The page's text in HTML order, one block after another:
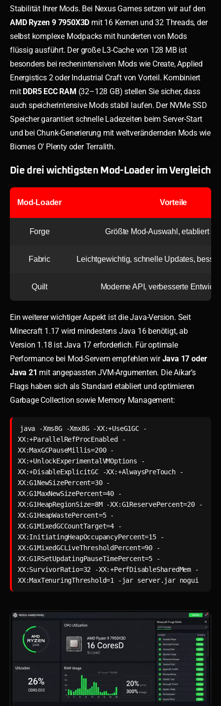
Stabilität Ihrer Mods. Bei Nexus Games setzen wir auf den
AMD Ryzen 9 7950X3D mit 16 Kernen und 32 Threads, der
selbst komplexe Modpacks mit hunderten von Mods
flüssig ausführt. Der große L3-Cache von 128 MB ist
besonders bei rechenintensiven Mods wie Create, Applied
Energistics 2 oder Industrial Craft von Vorteil. Kombiniert
mit DDR5 ECC RAM (32–128 GB) stellen Sie sicher, dass
auch speicherintensive Mods stabil laufen. Der NVMe SSD
Speicher garantiert schnelle Ladezeiten beim Server-Start
und bei Chunk-Generierung mit weltverändernden Mods wie
Biomes O’ Plenty oder Terralith.
Die drei wichtigsten Mod-Loader im Vergleich
Mod-Loader Vorteile
Forge Größte Mod-Auswahl, etabliert
Fabric Leichtgewichtig, schnelle Updates,
Quilt Moderne API, verbesserte
Ein weiterer wichtiger Aspekt ist die Java-Version. Seit
Minecraft 1.17 wird mindestens Java 16 benötigt, ab
Version 1.18 ist Java 17 erforderlich. Für optimale
Performance bei Mod-Servern empfehlen wirJava 17 oder
Java 21 mit angepassten JVM-Argumenten. Die Aikar’s
Flags haben sich als Standard etabliert und optimieren
Garbage Collection sowie Memory Management:
java -Xms8G -Xmx8G -XX:+UseG1GC -
XX:+ParallelRefProcEnabled -
XX:MaxGCPauseMillis=200 -
XX:+UnlockExperimentalVMOptions -
XX:+DisableExplicitGC -XX:+AlwaysPreTouch -
XX:G1NewSizePercent=30 -
XX:G1MaxNewSizePercent=40 -
XX:G1HeapRegionSize=8M -XX:G1ReservePercent=20 -
XX:G1HeapWastePercent=5 -
XX:G1MixedGCCountTarget=4 -
XX:InitiatingHeapOccupancyPercent=15 -
XX:G1MixedGCLiveThresholdPercent=90 -
XX:G1RSetUpdatingPauseTimePercent=5 -
XX:SurvivorRatio=32 -XX:+PerfDisableSharedMem -
XX:MaxTenuringThreshold=1 -jar server.jar nogui